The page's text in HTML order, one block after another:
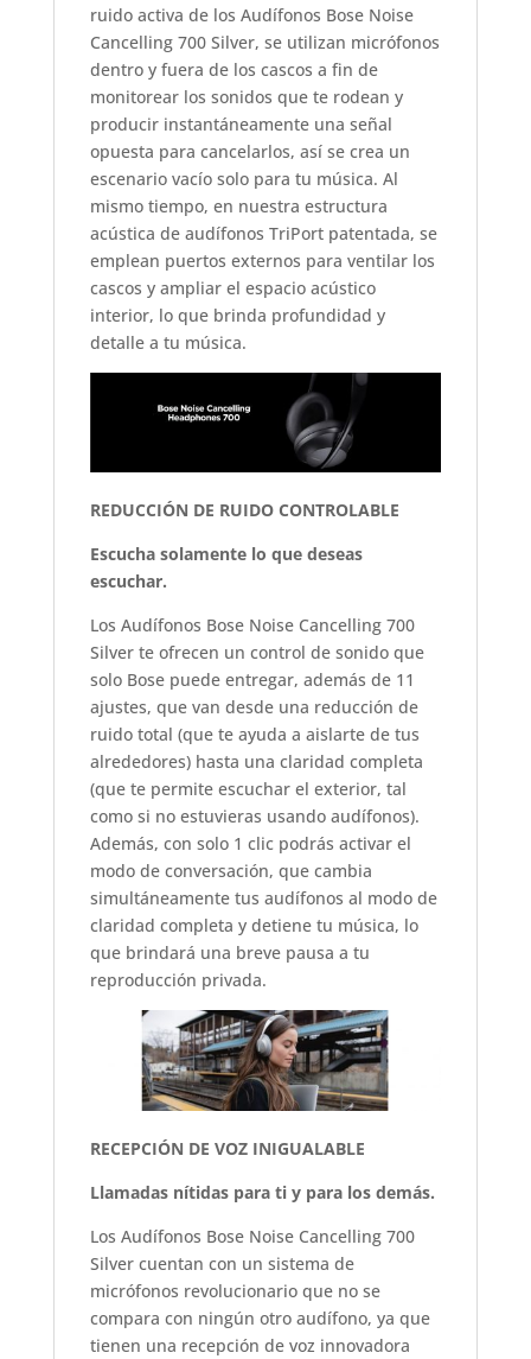
ruido activa de los Audífonos Bose Noise
Cancelling 700 Silver, se utilizan micrófonos
dentro y fuera de los cascos a fin de
monitorear los sonidos que te rodean y
producir instantáneamente una señal
opuesta para cancelarlos, así se crea un
escenario vacío solo para tu música. Al
mismo tiempo, en nuestra estructura
acústica de audífonos TriPort patentada, se
emplean puertos externos para ventilar los
cascos y ampliar el espacio acústico
interior, lo que brinda profundidad y
detalle a tu música.
REDUCCIÓN DE RUIDO CONTROLABLE
Escucha solamente lo que deseas
escuchar.
Los Audífonos Bose Noise Cancelling 700
Silver te ofrecen un control de sonido que
solo Bose puede entregar, además de 11
ajustes, que van desde una reducción de
ruido total (que te ayuda a aislarte de tus
alrededores) hasta una claridad completa
(que te permite escuchar el exterior, tal
como si no estuvieras usando audífonos).
Además, con solo 1 clic podrás activar el
modo de conversación, que cambia
simultáneamente tus audífonos al modo de
claridad completa y detiene tu música, lo
que brindará una breve pausa a tu
reproducción privada.
RECEPCIÓN DE VOZ INIGUALABLE
Llamadas nítidas para ti y para los demás.
Los Audífonos Bose Noise Cancelling 700
Silver cuentan con un sistema de
micrófonos revolucionario que no se
compara con ningún otro audífono, ya que
tienen una recepción de voz innovadora